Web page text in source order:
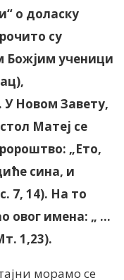
о доласку
су
Божјим ученици
У Новом Завету,
Матеј се
„Ето,
сина, и
7, 14). На то
овог имена: „ …
1,23).
морамо се